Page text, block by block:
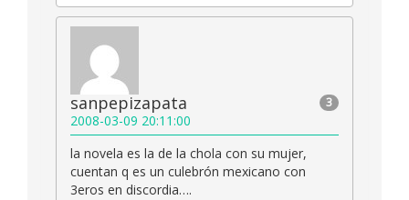
3
sanpepizapata
2008-03-09 20:11:00
la novela es la de la chola con su mujer,
cuentan q es un culebrón mexicano con
3eros en discordia….